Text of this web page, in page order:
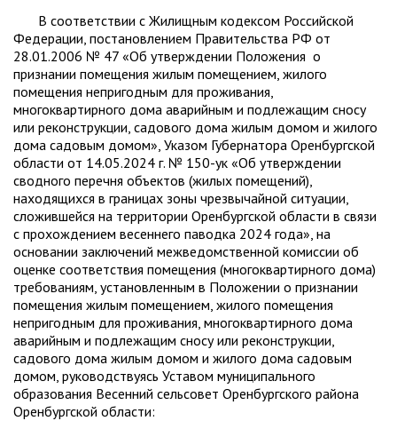
В соответствии с Жилищным кодексом Российской
Федерации, постановлением Правительства РФ от
28.01.2006 № 47 «Об утверждении Положения о
признании помещения жилым помещением, жилого
помещения непригодным для проживания,
многоквартирного дома аварийным и подлежащим сносу
или реконструкции, садового дома жилым домом и жилого
дома садовым домом», Указом Губернатора Оренбургской
области от 14.05.2024 г. № 150-ук «Об утверждении
сводного перечня объектов (жилых помещений),
находящихся в границах зоны чрезвычайной ситуации,
сложившейся на территории Оренбургской области в связи
с прохождением весеннего паводка 2024 года», на
основании заключений межведомственной комиссии об
оценке соответствия помещения (многоквартирного дома)
требованиям, установленным в Положении о признании
помещения жилым помещением, жилого помещения
непригодным для проживания, многоквартирного дома
аварийным и подлежащим сносу или реконструкции,
садового дома жилым домом и жилого дома садовым
домом, руководствуясь Уставом муниципального
образования Весенний сельсовет Оренбургского района
Оренбургской области: